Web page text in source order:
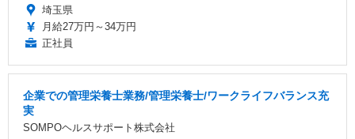
埼玉県
月給27万円～34万円
正社員
企業での管理栄養士業務/管理栄養士/ワークライフバランス充
実
SOMPOヘルスサポート株式会社